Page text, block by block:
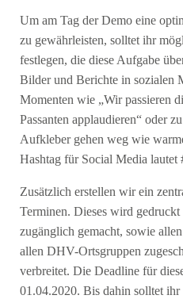
Um am Tag der Demo eine
zu gewährleisten, solltet ihr
festlegen, die diese Aufgabe
Bilder und Berichte in sozialen
Momenten wie „Wir passieren
Passanten applaudieren“ oder
Aufkleber gehen weg wie
Hashtag für Social Media lautet
Zusätzlich erstellen wir ein
Terminen. Dieses wird
zugänglich gemacht, sowie
allen DHV-Ortsgruppen
verbreitet. Die Deadline für
01.04.2020. Bis dahin solltet ihr